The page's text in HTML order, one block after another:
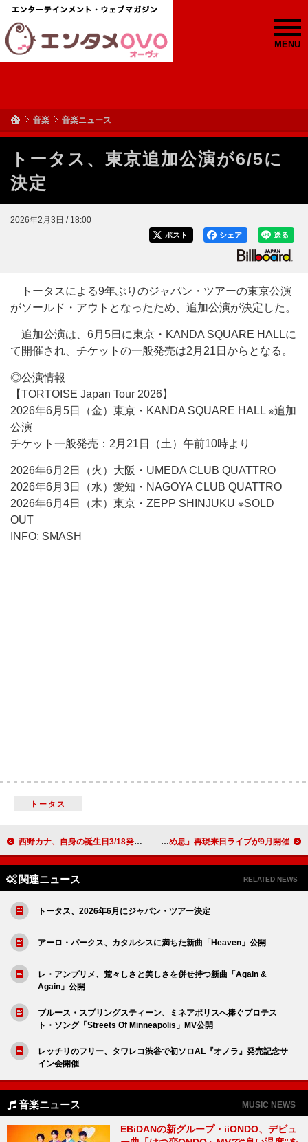
MENU
音楽 音楽ニュース
トータス、東京追加公演が6/5に
決定
2026年2月3日 / 18:00
送る
シェア
ポスト
トータスによる9年ぶりのジャパン・ツアーの東京公演
がソールド・アウトとなったため、追加公演が決定した。
追加公演は、6月5日に東京・KANDA SQUARE HALLに
て開催され、チケットの一般発売は2月21日からとなる。
◎公演情報
【TORTOISE Japan Tour 2026】
2026年6月5日（金）東京・KANDA SQUARE HALL ※追加
公演
チケット一般発売：2月21日（土）午前10時より
2026年6月2日（火）大阪・UMEDA CLUB QUATTRO
2026年6月3日（水）愛知・NAGOYA CLUB QUATTRO
2026年6月4日（木）東京・ZEPP SHINJUKU ※SOLD
OUT
INFO: SMASH
トータス
西野カナ、自身の誕生日3/18発売のライブBD＆DVD『Christmas Magic』ジャケット写真を公開 ベル・アンド・セバスチャン、名盤『タイガーミルク』『天使のため息』再現来日ライブが9月開催
関連ニュース RELATED NEWS
トータス、2026年6月にジャパン・ツアー決定
アーロ・パークス、カタルシスに満ちた新曲「Heaven」公開
レ・アンプリメ、荒々しさと美しさを併せ持つ新曲「Again &
Again」公開
ブルース・スプリングスティーン、ミネアポリスへ捧ぐプロテス
ト・ソング「Streets Of Minneapolis」MV公開
レッチリのフリー、タワレコ渋谷で初ソロAL『オノラ』発売記念サ
イン会開催
音楽ニュース MUSIC NEWS
EBiDANの新グループ・iiONDO、デビュ